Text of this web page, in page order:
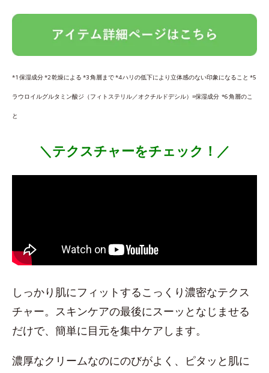
*1 保湿成分 *2 乾燥による *3 角層まで *4 ハリの低下により立体感のない印象になること *5
ラウロイルグルタミン酸ジ（フィトステリル／オクチルドデシル）=保湿成分 *6 角層のこ
と
＼テクスチャーをチェック！／
しっかり肌にフィットするこっくり濃密なテクス
チャー。スキンケアの最後にスーッとなじませる
だけで、簡単に目元を集中ケアします。
濃厚なクリームなのにのびがよく、ピタッと肌に